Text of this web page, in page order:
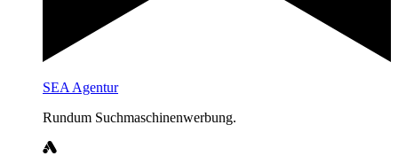
SEA Agentur
Rundum Suchmaschinenwerbung.